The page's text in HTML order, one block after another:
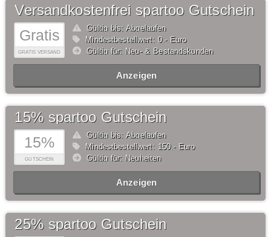
Gratis
GRATIS VERSAND
Versandkostenfrei spartoo Gutschein
Gültig bis: Abgelaufen
Mindestbestellwert: 0,- Euro
Gültig für: Neu- & Bestandskunden
Anzeigen
15%
GUTSCHEIN
15% spartoo Gutschein
Gültig bis: Abgelaufen
Mindestbestellwert: 150,- Euro
Gültig für: Neuheiten
Anzeigen
25% spartoo Gutschein